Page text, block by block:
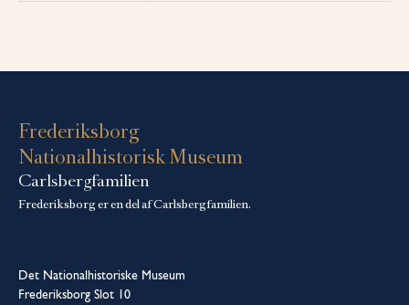
Frederiksborg
Nationalhistorisk Museum
Carlsbergfamilien
Frederiksborg er en del af Carlsbergfamilien.
Det Nationalhistoriske Museum
Frederiksborg Slot 10